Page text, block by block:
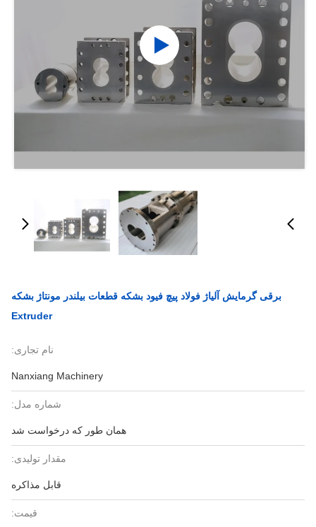
برقی گرمایش آلیاژ فولاد پیچ فیود بشکه قطعات بیلندر مونتاژ بشکه
Extruder
نام تجاری:
Nanxiang Machinery
شماره مدل:
همان طور که درخواست شد
مقدار تولیدی:
قابل مذاکره
قیمت: